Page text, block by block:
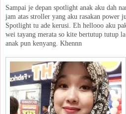
Sampai je depan spotlight anak aku dah
jam atas stroller yang aku rasakan power
Spotlight tu ade kerusi. Eh hellooo aku
wei tayang merata so kite bertutup tutup
anak pun kenyang. Khennn